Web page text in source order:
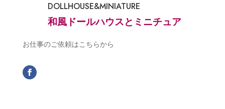
DOLLHOUSE&MINIATURE
和風ドールハウスとミニチュア
お仕事のご依頼はこちらから